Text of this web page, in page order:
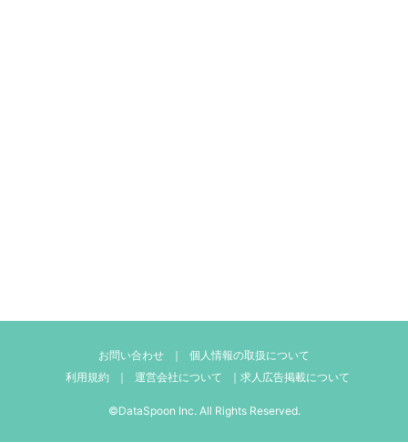
お問い合わせ ｜
個人情報の取扱について
利用規約
｜ 運営会社について ｜ 求人広告掲載について
©DataSpoon Inc. All Rights Reserved.